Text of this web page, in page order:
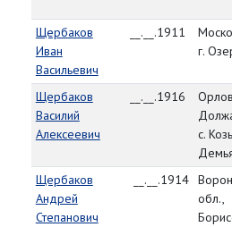
Щербаков
Иван
Васильевич
__.__.1911
г.
Щербаков
Василий
Алексеевич
__.__.1916
с.
Щербаков
Андрей
Степанович
__.__.1914
обл.,